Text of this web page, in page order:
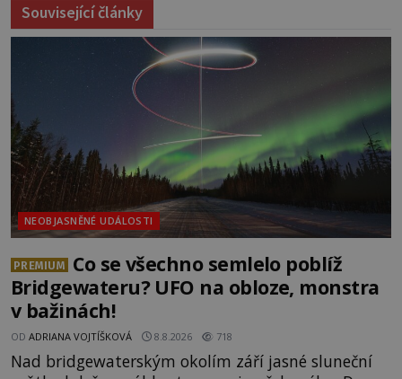
Související články
NEOBJASNĚNÉ UDÁLOSTI
PREMIUM
Co se všechno semlelo poblíž
Bridgewateru? UFO na obloze, monstra
v bažinách!
OD ADRIANA VOJTÍŠKOVÁ 8.8.2026 718
Nad bridgewaterským okolím září jasné sluneční